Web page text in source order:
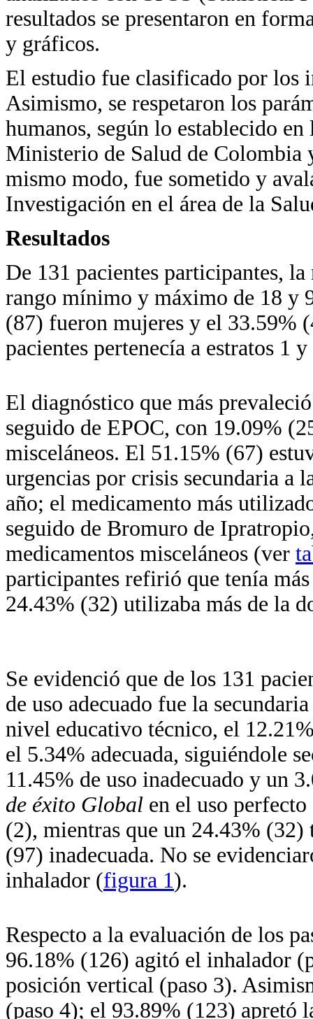
resultados se presentaron en
y gráficos.
El estudio fue clasificado por los
Asimismo, se respetaron los
humanos, según lo establecido
Ministerio de Salud de Colombia
mismo modo, fue sometido y
Investigación en el área de la
Resultados
De 131 pacientes participantes,
rango mínimo y máximo de 18 y
(87) fueron mujeres y el 33.59%
pacientes pertenecía a estratos 1
El diagnóstico que más
seguido de EPOC, con 19.09%
misceláneos. El 51.15% (67)
urgencias por crisis secundaria a
año; el medicamento más
seguido de Bromuro de
medicamentos misceláneos (ver
participantes refirió que tenía
24.43% (32) utilizaba más de la
Se evidenció que de los 131
de uso adecuado fue la
nivel educativo técnico, el
el 5.34% adecuada, siguiéndole
11.45% de uso inadecuado y un
de éxito Global en el uso
(2), mientras que un 24.43% (32)
(97) inadecuada. No se
inhalador (figura 1).
Respecto a la evaluación de los
96.18% (126) agitó el inhalador
posición vertical (paso 3).
(paso 4); el 93.89% (123) apretó